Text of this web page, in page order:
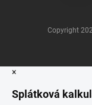
Copyright
×
Splátková